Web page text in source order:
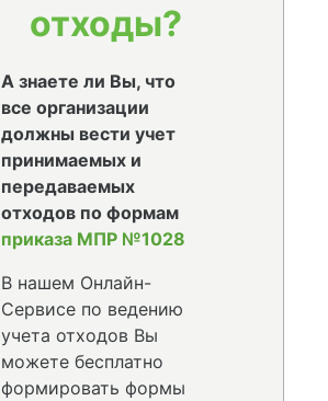
отходы?
А знаете ли Вы, что
все организации
должны вести учет
принимаемых и
передаваемых
отходов по формам
приказа МПР №1028
В нашем Онлайн-
Сервисе по ведению
учета отходов Вы
можете бесплатно
формировать формы